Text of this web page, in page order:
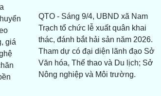
giá
QTO - Sáng 9/4, UBND xã Nam
Trạch tổ chức lễ xuất quân khai
thác, đánh bắt hải sản năm 2026.
Tham dự có đại diện lãnh đạo Sở
Văn hóa, Thể thao và Du lịch; Sở
Nông nghiệp và Môi trường.